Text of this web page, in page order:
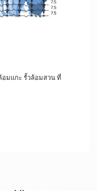
อมแกะ รั้วล้อมสวน ที่